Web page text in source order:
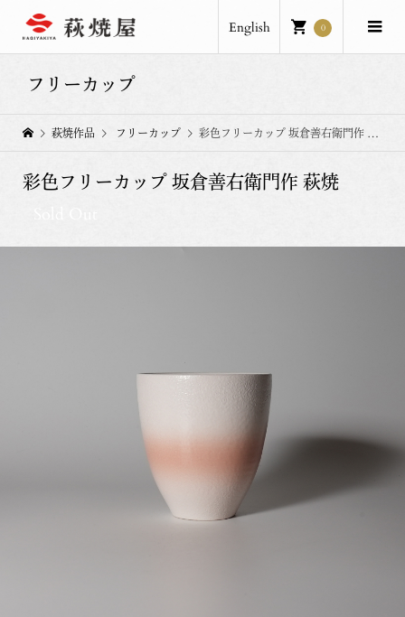
English 0
フリーカップ
萩焼作品 フリーカップ 彩色フリーカップ 坂倉善右衛門作 萩焼
彩色フリーカップ 坂倉善右衛門作 萩焼